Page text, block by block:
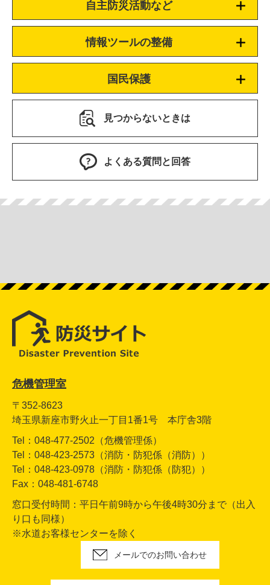
自主防災活動など
情報ツールの整備
国民保護
見つからないときは
よくある質問と回答
危機管理室
〒352-8623
埼玉県新座市野火止一丁目1番1号 本庁舎3階
Tel：048-477-2502（危機管理係）
Tel：048-423-2573（消防・防犯係（消防））
Tel：048-423-0978（消防・防犯係（防犯））
Fax：048-481-6748
窓口受付時間：平日午前9時から午後4時30分まで（出入
り口も同様）
※水道お客様センターを除く
メールでのお問い合わせ